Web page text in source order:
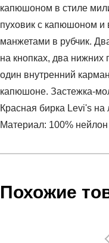
капюшоном в стиле
пуховик с капюшоном
манжетами в рубчик.
на кнопках, два
один внутренний
капюшоне. Застежка-
Красная бирка Levi's
Материал: 100% нейлон
Артикул:LM2RN467-
Пол:мужской
Условия оплаты
высылает Вам
мы не увидим Вашу
Похожие